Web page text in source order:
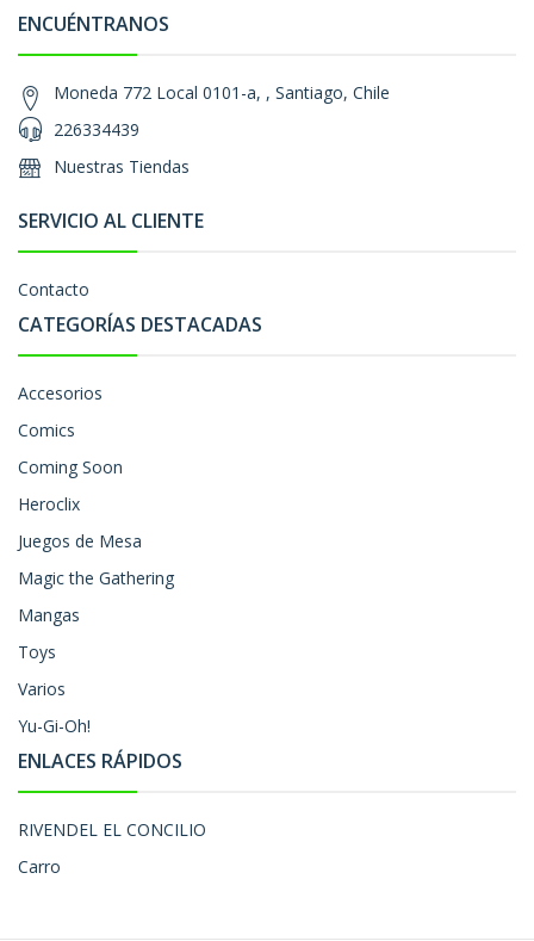
ENCUÉNTRANOS
Moneda 772 Local 0101-a, , Santiago, Chile
226334439
Nuestras Tiendas
SERVICIO AL CLIENTE
Contacto
CATEGORÍAS DESTACADAS
Accesorios
Comics
Coming Soon
Heroclix
Juegos de Mesa
Magic the Gathering
Mangas
Toys
Varios
Yu-Gi-Oh!
ENLACES RÁPIDOS
RIVENDEL EL CONCILIO
Carro